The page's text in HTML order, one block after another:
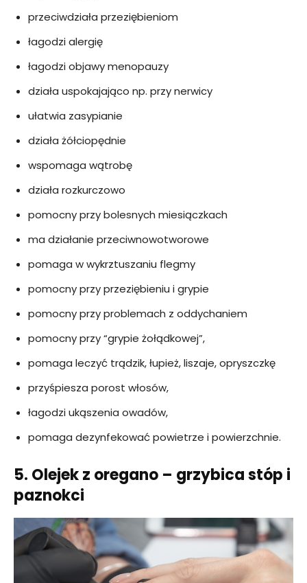
przeciwdziała przeziębieniom
łagodzi alergię
łagodzi objawy menopauzy
działa uspokajająco np. przynerwicy
ułatwia zasypianie
działa żółciopędnie
wspomaga wątrobę
działa rozkurczowo
pomocny przy bolesnych miesiączkach
ma działanie przeciwnowotworowe
pomaga w wykrztuszaniu flegmy
pomocny przy przeziębieniu i grypie
pomocny przy problemach z oddychaniem
pomocny przy“grypie żołądkowej”,
pomaga leczyć trądzik, łupież, liszaje, opryszczkę
przyśpiesza porost włosów,
łagodzi ukąszenia owadów,
pomaga dezynfekować powietrze i powierzchnie.
5. Olejek z oregano – grzybica stóp i
paznokci